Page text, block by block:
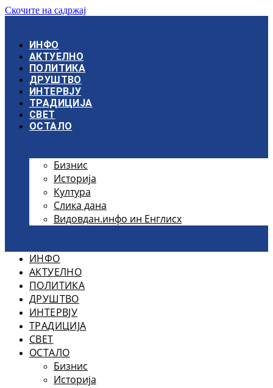
Скочите на садржај
ИНФО
АКТУЕЛНО
ПОЛИТИКА
ДРУШТВО
ИНТЕРВЈУ
ТРАДИЦИЈА
СВЕТ
ОСТАЛО
Бизнис
Историја
Култура
Слика дана
Видовдан.инфо ин Енглисх
ИНФО
АКТУЕЛНО
ПОЛИТИКА
ДРУШТВО
ИНТЕРВЈУ
ТРАДИЦИЈА
СВЕТ
ОСТАЛО
Бизнис
Историја